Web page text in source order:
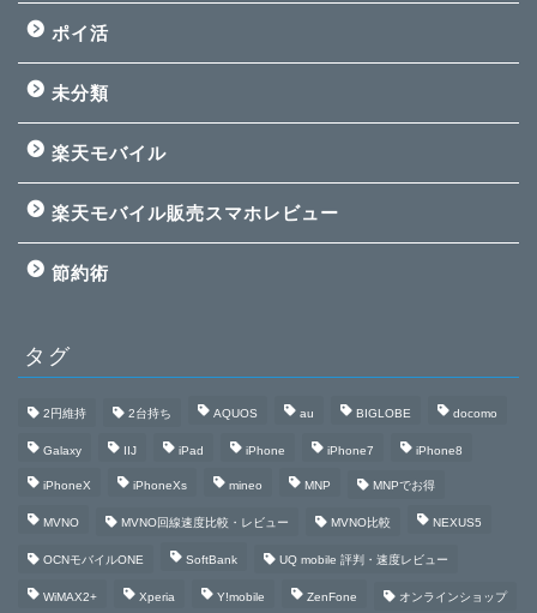
ポイ活
未分類
楽天モバイル
楽天モバイル販売スマホレビュー
節約術
タグ
2円維持 2台持ち AQUOS au BIGLOBE docomo
Galaxy IIJ iPad iPhone iPhone7 iPhone8
iPhoneX iPhoneXs mineo MNP MNPでお得
MVNO MVNO回線速度比較・レビュー MVNO比較 NEXUS5
OCNモバイルONE SoftBank UQ mobile 評判・速度レビュー
WiMAX2+ Xperia Y!mobile ZenFone オンラインショップ